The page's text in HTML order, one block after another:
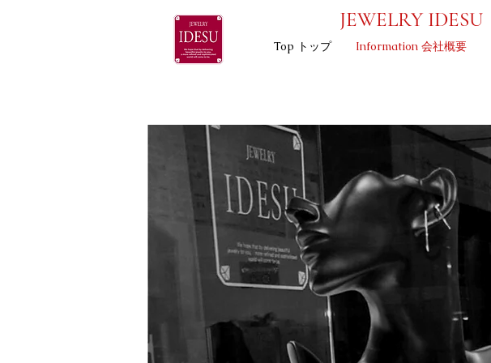
JEWELRY IDESU
Top トップ Information 会社概要